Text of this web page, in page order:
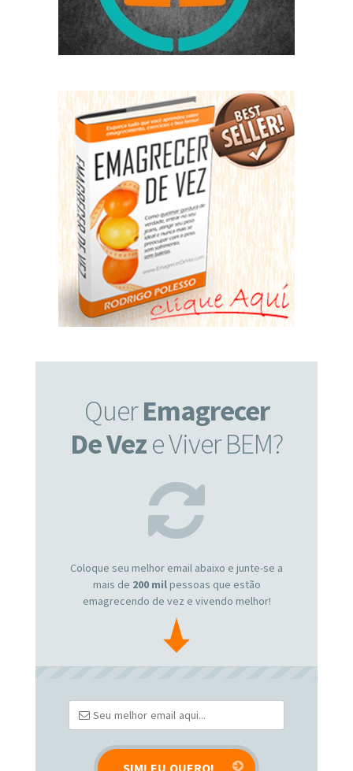
QuerEmagrecer
De Veze Viver BEM?
Coloque seu melhor email abaixo e junte-se a
mais de 200 milpessoas que estão
emagrecendo de vez e vivendo melhor!